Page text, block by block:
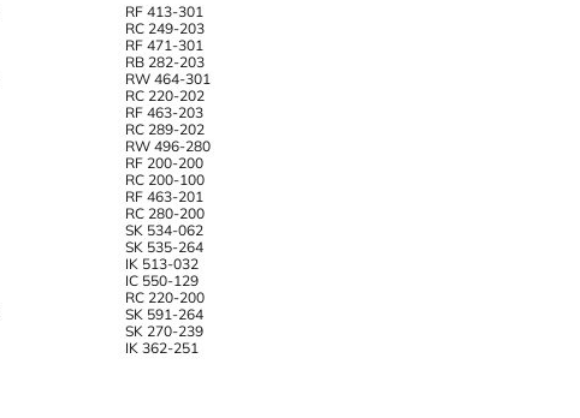
RF 413-301
RC 249-203
RF 471-301
RB 282-203
RW 464-301
RC 220-202
RF 463-203
RC 289-202
RW 496-280
RF 200-200
RC 200-100
RF 463-201
RC 280-200
SK 534-062
SK 535-264
IK 513-032
IC 550-129
RC 220-200
SK 591-264
SK 270-239
IK 362-251